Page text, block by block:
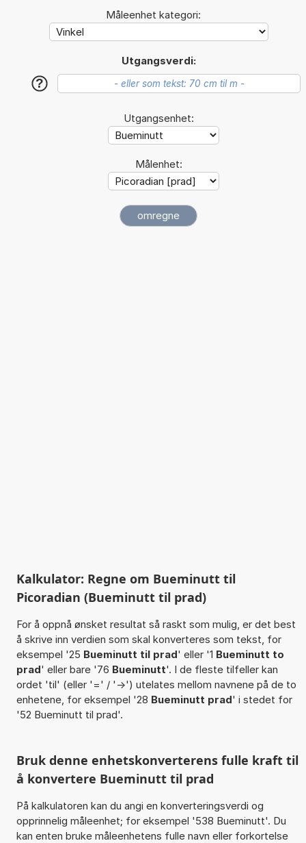
Måleenhet kategori:
Utgangsverdi:
?
Utgangsenhet:
Målenhet:
Kalkulator: Regne om Bueminutt til
Picoradian (Bueminutt til prad)
For å oppnå ønsket resultat så raskt som mulig, er det best
å skrive inn verdien som skal konverteres som tekst, for
eksempel '25 Bueminutt til prad' eller '1 Bueminutt to
prad' eller bare '76 Bueminutt'. I de fleste tilfeller kan
ordet 'til' (eller '=' / '->') utelates mellom navnene på de to
enhetene, for eksempel '28 Bueminutt prad' i stedet for
'52 Bueminutt til prad'.
Bruk denne enhetskonverterens fulle kraft til
å konvertere Bueminutt til prad
På kalkulatoren kan du angi en konverteringsverdi og
opprinnelig måleenhet; for eksempel '538 Bueminutt'. Du
kan enten bruke måleenhetens fulle navn eller forkortelse